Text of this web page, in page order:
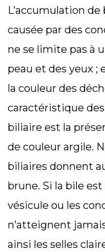
L’accumulation
causée par des
ne se limite pas à
peau et des yeux ;
la couleur des
caractéristique
biliaire est la
de couleur argile.
biliaires donnent
brune. Si la bile
vésicule ou les
n’atteignent
ainsi les selles